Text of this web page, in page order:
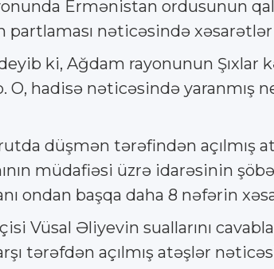
Ermənistan ordusunun
partlaması nəticəsində xəsarətlər
ki, Ağdam rayonunun Şıxlar
O, hadisə nəticəsində yaranmış
düşmən tərəfindən açılmış
müdafiəsi üzrə idarəsinin şöbə
ondan başqa daha 8 nəfərin
Vüsal Əliyevin suallarını
tərəfdən açılmış atəşlər